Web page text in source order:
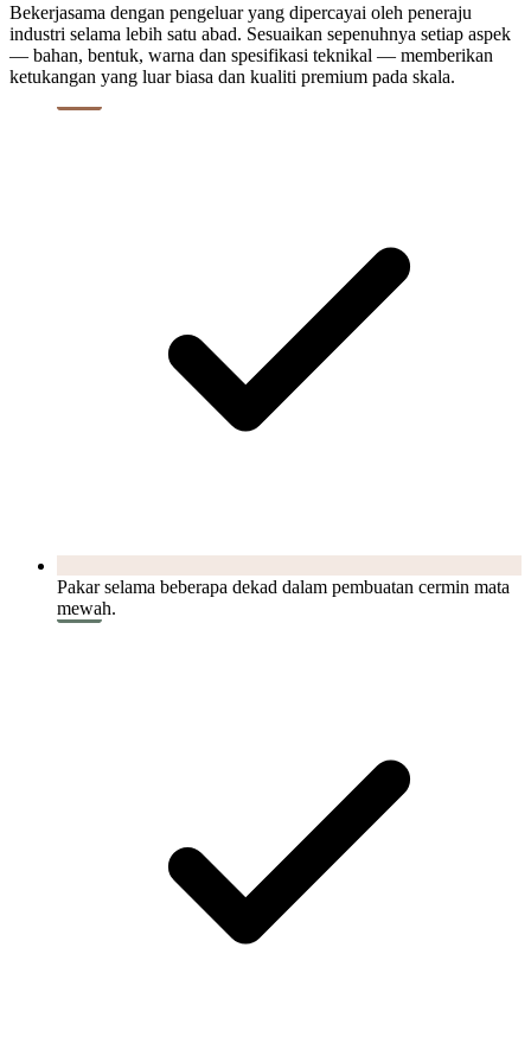
Bekerjasama dengan pengeluar yang dipercayai oleh peneraju
industri selama lebih satu abad. Sesuaikan sepenuhnya setiap aspek
— bahan, bentuk, warna dan spesifikasi teknikal — memberikan
ketukangan yang luar biasa dan kualiti premium pada skala.
Pakar selama beberapa dekad dalam pembuatan cermin mata
mewah.